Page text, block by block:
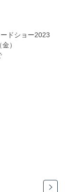
ドショー2023
）